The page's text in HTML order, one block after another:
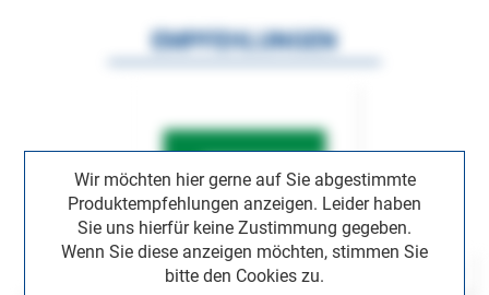
Wir möchten hier gerne auf Sie abgestimmte
Produktempfehlungen anzeigen. Leider haben
Sie uns hierfür keine Zustimmung gegeben.
Wenn Sie diese anzeigen möchten, stimmen Sie
bitte den Cookies zu.
EMPFEHLUNGEN